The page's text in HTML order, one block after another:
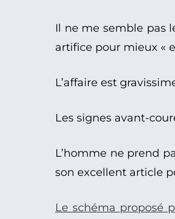
Il ne me semble pas
artifice pour mieux «
L’affaire est
Les signes avant-
L’homme ne prend
son excellent article
Le schéma proposé